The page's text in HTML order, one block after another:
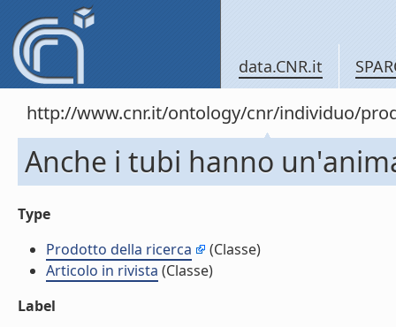
data.CNR.it
http://www.cnr.it/ontology/cnr/individuo/
Anche i tubi hanno
Type
Prodotto della ricerca
(Classe)
Articolo in rivista (Classe)
Label